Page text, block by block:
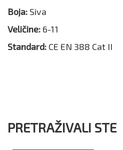
Boja: Siva
Veličine: 6-11
Standard: CE EN 388 Cat II
PRETRAŽIVALI STE